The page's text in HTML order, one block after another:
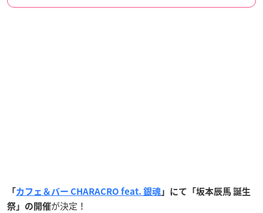
「カフェ＆バー CHARACRO feat. 銀魂 」にて「坂本辰馬 誕生
祭」の開催が決定！